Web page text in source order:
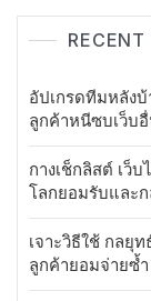
อัปเกรดทีมหลัง
ลูกค้าหนีซบเว็บ
กางเช็กลิสต์ เว็
โลกยอมรับและก
เจาะวิธีใช้ กลยุ
ลูกค้ายอมจ่ายซ้ำ